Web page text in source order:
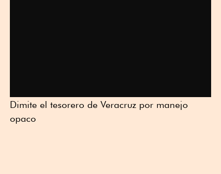
Dimite el tesorero de Veracruz por manejo
opaco